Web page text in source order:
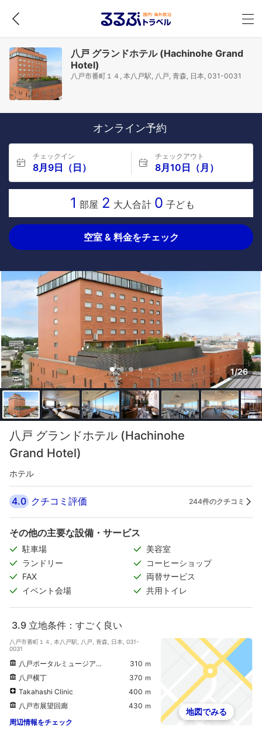
八戸 グランドホテル (Hachinohe Grand
Hotel)
八戸市番町１４, 本八戸駅, 八戸, 青森, 日本, 031-0031
オンライン予約
チェックイン
8月9日（日）
チェックアウト
8月10日（月）
1 部屋 2 大人合計 0 子ども
空室 & 料金をチェック
1/26
八戸 グランドホテル (Hachinohe
Grand Hotel)
ホテル
4.0 クチコミ評価 244件のクチコミ
その他の主要な設備・サービス
駐車場
美容室
ランドリー
コーヒーショップ
FAX
両替サービス
イベント会場
共用トイレ
3.9 立地条件：すごく良い
八戸市番町１４, 本八戸駅, 八戸, 青森, 日本, 031-
0031
八戸ポータルミュージアム はっち
310 ｍ
八戸横丁
370 ｍ
Takahashi Clinic
400 ｍ
八戸市展望回廊
430 ｍ
周辺情報をチェック
地図でみる